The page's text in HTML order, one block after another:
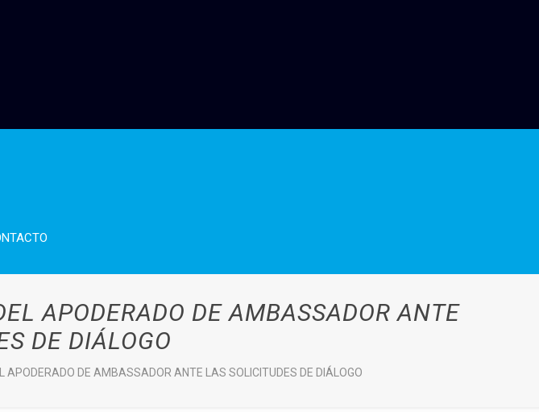
APODERADO DE AMBASSADOR ANTE
DE DIÁLOGO
APODERADO DE AMBASSADOR ANTE LAS SOLICITUDES DE DIÁLOGO